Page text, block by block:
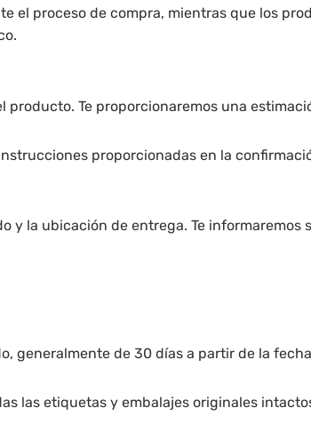
el proceso de compra, mientras que los
Te proporcionaremos una
proporcionadas en la
la ubicación de entrega. Te informaremos
generalmente de 30 días a partir de la
las etiquetas y embalajes originales